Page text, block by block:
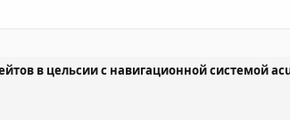
в цельсии с навигационной системой